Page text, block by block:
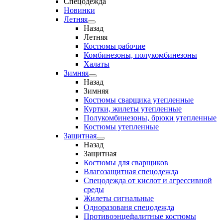
Новинки
Летняя
Назад
Летняя
Костюмы рабочие
Комбинезоны, полукомбинезоны
Халаты
Зимняя
Назад
Зимняя
Костюмы сварщика утепленные
Куртки, жилеты утепленные
Полукомбинезоны, брюки утепленные
Костюмы утепленные
Защитная
Назад
Защитная
Костюмы для сварщиков
Влагозащитная спецодежда
Спецодежда от кислот и агрессивной
среды
Жилеты сигнальные
Одноразованя спецодежда
Противоэнцефалитные костюмы